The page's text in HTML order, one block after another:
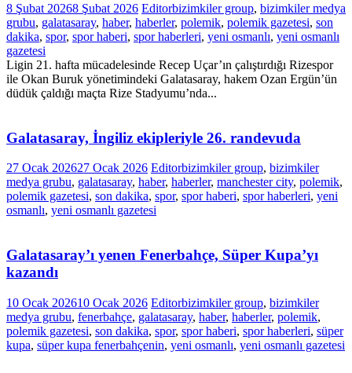
8 Şubat 20268 Şubat 2026 Editorbizimkiler group, bizimkiler medya
grubu, galatasaray, haber, haberler, polemik, polemik gazetesi, son
dakika, spor, spor haberi, spor haberleri, yeni osmanlı, yeni osmanlı
gazetesi
Ligin 21. hafta mücadelesinde Recep Uçar’ın çalıştırdığı Rizespor
ile Okan Buruk yönetimindeki Galatasaray, hakem Ozan Ergün’ün
düdük çaldığı maçta Rize Stadyumu’nda...
Galatasaray, İngiliz ekipleriyle 26. randevuda
27 Ocak 202627 Ocak 2026 Editorbizimkiler group, bizimkiler
medya grubu, galatasaray, haber, haberler, manchester city, polemik,
polemik gazetesi, son dakika, spor, spor haberi, spor haberleri, yeni
osmanlı, yeni osmanlı gazetesi
Galatasaray’ı yenen Fenerbahçe, Süper Kupa’yı
kazandı
10 Ocak 202610 Ocak 2026 Editorbizimkiler group, bizimkiler
medya grubu, fenerbahçe, galatasaray, haber, haberler, polemik,
polemik gazetesi, son dakika, spor, spor haberi, spor haberleri, süper
kupa, süper kupa fenerbahçenin, yeni osmanlı, yeni osmanlı gazetesi